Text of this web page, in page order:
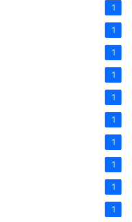
1
1
1
1
1
1
1
1
1
1